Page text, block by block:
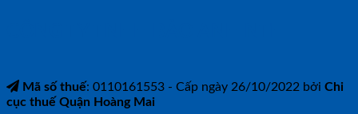
Mã số thuế: 0110161553 - Cấp ngày 26/10/2022 bởi Chi
cục thuế Quận Hoàng Mai